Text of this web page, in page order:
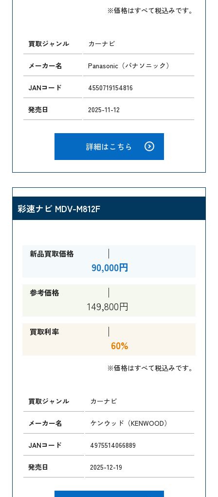
※価格はすべて税込みです。
買取ジャンル カーナビ
メーカー名 Panasonic（パナソニック）
JANコード 4550719154816
発売日 2025-11-12
詳細はこちら
彩速ナビ MDV-M812F
新品買取価格
90,000円
参考価格
149,800円
買取利率
60%
※価格はすべて税込みです。
買取ジャンル カーナビ
メーカー名 ケンウッド（KENWOOD）
JANコード 4975514066889
発売日 2025-12-19